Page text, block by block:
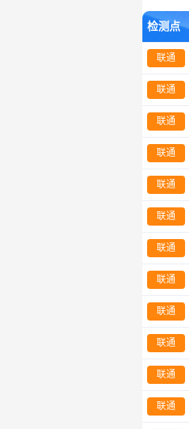
检测点
联通
联通
联通
联通
联通
联通
联通
联通
联通
联通
联通
联通